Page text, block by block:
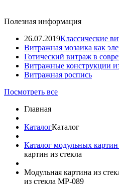
Полезная информация
26.07.2019Классические
Витражная мозаика как
Готический витраж в
Витражные конструкции
Витражная роспись
Посмотреть все
Главная
КаталогКаталог
Каталог модульных картин
картин из стекла
Модульная картина из
из стекла MP-089